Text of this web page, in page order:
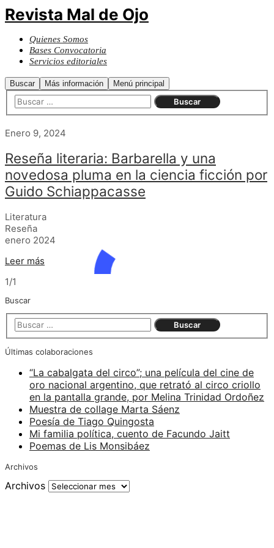
Revista Mal de Ojo
Quienes Somos
Bases Convocatoria
Servicios editoriales
Buscar Más información Menú principal
Enero 9, 2024
Reseña literaria: Barbarella y una
novedosa pluma en la ciencia ficción por
Guido Schiappacasse
Literatura
Reseña
enero 2024
Leer más
1/1
Buscar
Últimas colaboraciones
“La cabalgata del circo”; una película del cine de
oro nacional argentino, que retrató al circo criollo
en la pantalla grande, por Melina Trinidad Ordoñez
Muestra de collage Marta Sáenz
Poesía de Tiago Quingosta
Mi familia política, cuento de Facundo Jaitt
Poemas de Lis Monsibáez
Archivos
Archivos